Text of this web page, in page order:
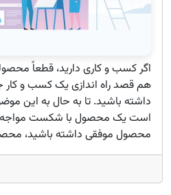
اگر کسب و کاری دارید، قطعاً
هم قصد راه اندازی یک کسب و کار
داشته باشید. تا به حال به این
است یک محصول با شکست مواجه
محصول موفقی داشته باشید،